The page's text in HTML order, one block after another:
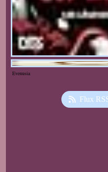
Evenusia
Flux